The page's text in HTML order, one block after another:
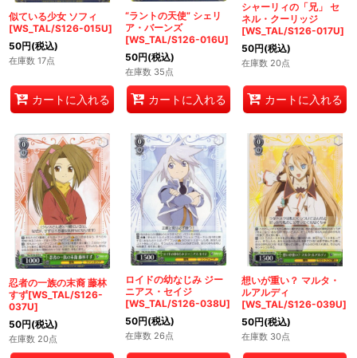
似ている少女 ソフィ
[WS_TAL/S126-015U]
50円(税込)
在庫数 17点
カートに入れる
“ラントの天使” シェリ
ア・バーンズ
[WS_TAL/S126-016U]
50円(税込)
在庫数 35点
カートに入れる
シャーリィの「兄」 セ
ネル・クーリッジ
[WS_TAL/S126-017U]
50円(税込)
在庫数 20点
カートに入れる
忍者の一族の末裔 藤林
すず[WS_TAL/S126-
037U]
50円(税込)
在庫数 20点
ロイドの幼なじみ ジー
ニアス・セイジ
[WS_TAL/S126-038U]
50円(税込)
在庫数 26点
想いが重い？ マルタ・
ルアルディ
[WS_TAL/S126-039U]
50円(税込)
在庫数 30点